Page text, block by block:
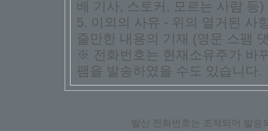
배 기사, 스토커, 모르는 사람 등)
5. 이외의 사유 - 위의 열거된 사
줄만한 내용의 기재 (영문 스팸
※ 전화번호는 현재소유주가 바
팸을 발송하였을 수도 있습니다.
발신 전화번호는 조작되어 발송